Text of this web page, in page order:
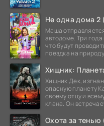
Не одна дома 2
Маша
автодоме. Три
что будут
поездка на
Хищник:
Хищник Дек,
опасную планету
своему отцу и
клана. Он
Охота за тенью